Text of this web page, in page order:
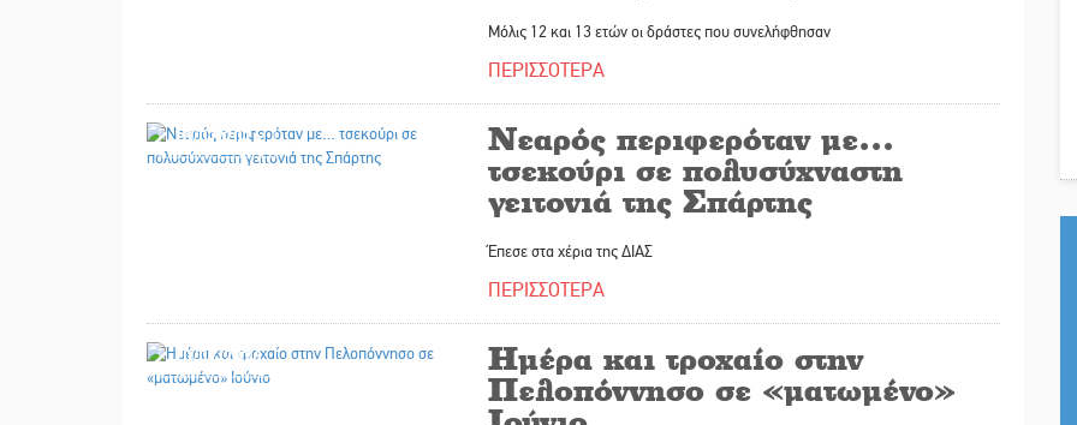
Μόλις 12 και 13 ετών οι δράστες που συνελήφθησαν
ΠΕΡΙΣΣΟΤΕΡΑ
10/07/2026
Νεαρός περιφερόταν με…
τσεκούρι σε πολυσύχναστη
γειτονιά της Σπάρτης
Έπεσε στα χέρια της ΔΙΑΣ
ΠΕΡΙΣΣΟΤΕΡΑ
10/07/2026
Ημέρα και τροχαίο στην
Πελοπόννησο σε «ματωμένο»